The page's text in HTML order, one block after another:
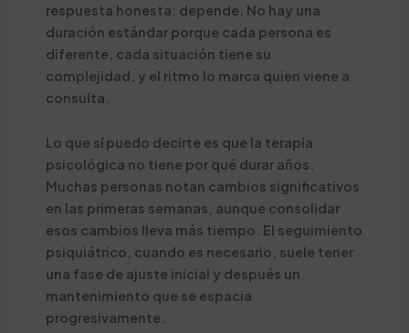
respuesta honesta: depende. No hay una
duración estándar porque cada persona es
diferente, cada situación tiene su
complejidad, y el ritmo lo marca quien viene a
consulta.
Lo que sí puedo decirte es que la terapia
psicológica no tiene por qué durar años.
Muchas personas notan cambios significativos
en las primeras semanas, aunque consolidar
esos cambios lleva más tiempo. El seguimiento
psiquiátrico, cuando es necesario, suele tener
una fase de ajuste inicial y después un
mantenimiento que se espacia
progresivamente.